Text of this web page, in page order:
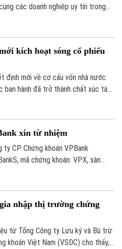
các doanh nghiệp uy tín trong
doanh nghiệp có hiệu quả hoạt
trường.
kích hoạt sóng cổ phiếu
định mới về cơ cấu vốn nhà nước
ban hành đã trở thành chất xúc tác
Index đảo chiều đi lên.
xin từ nhiệm
ty CP Chứng khoán VPBank
mã chứng khoán: VPX, sàn
nhập thị trường chứng
từ Tổng Công ty Lưu ký và Bù trừ
khoán Việt Nam (VSDC) cho thấy,